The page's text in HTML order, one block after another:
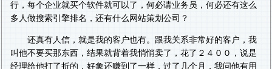
行，每个企业就买个软件就可以了，何必请业务员，何必还有这么
多人做搜索引擎排名，还有什么网站策划公司？
还真有人信，就是我的客户也有。跟我关系非常好的客户，我
叫他不要买那东西，结果就背着我悄悄卖了，花了２４００，说是
经理给他打了折的，好象还赚到了一样，过了几个月，我问他有用